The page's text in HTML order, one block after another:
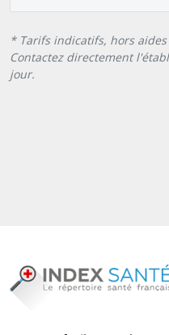
* Tarifs indicatifs, hors aides
Contactez directement
jour.